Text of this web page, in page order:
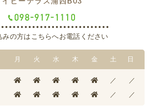
みの方はこちらへお電話ください
月 火 水 木 金 土 日
／
／
／ ／